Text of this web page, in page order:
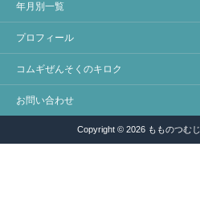
年月別一覧
プロフィール
コムギぜんそくのキロク
お問い合わせ
Copyright © 2026 もものつむ